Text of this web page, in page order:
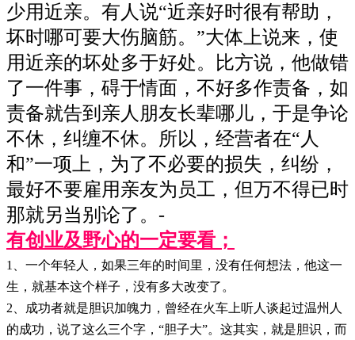
少用近亲。有人说“近亲好时很有帮助，
坏时哪可要大伤脑筋。”大体上说来，使
用近亲的坏处多于好处。比方说，他做错
了一件事，碍于情面，不好多作责备，如
责备就告到亲人朋友长辈哪儿，于是争论
不休，纠缠不休。所以，经营者在“人
和”一项上，为了不必要的损失，纠纷，
最好不要雇用亲友为员工，但万不得已时
那就另当别论了。-
有创业及野心的一定要看；
1、一个年轻人，如果三年的时间里，没有任何想法，他这一
生，就基本这个样子，没有多大改变了。
2、成功者就是胆识加魄力，曾经在火车上听人谈起过温州人
的成功，说了这么三个字，“胆子大”。这其实，就是胆识，而